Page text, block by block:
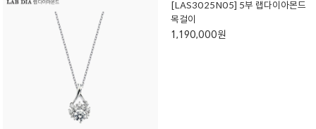
[LAS3025N05] 5부 랩다이아몬드
목걸이
1,190,000원